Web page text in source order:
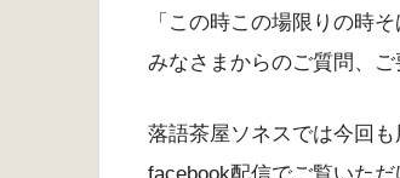
「この時この場限りの時
みなさまからのご質問、
落語茶屋ソネスでは今回も
facebook配信でご覧いただ